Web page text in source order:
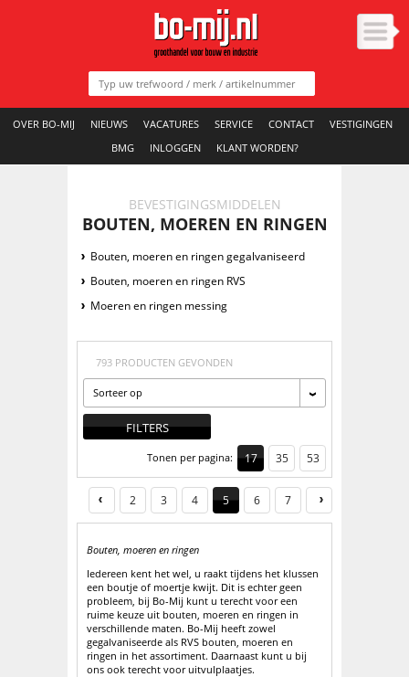
OVER BO-MIJ NIEUWS VACATURES SERVICE CONTACT
VESTIGINGEN
BMG
INLOGGEN KLANT WORDEN?
BEVESTIGINGSMIDDELEN
BOUTEN, MOEREN EN RINGEN
Bouten, moeren en ringen gegalvaniseerd
Bouten, moeren en ringen RVS
Moeren en ringen messing
793 PRODUCTEN GEVONDEN
Sorteer op
FILTERS
Tonen per pagina: 17 35 53
2 3 4 5 6 7
Bouten, moeren en ringen
Iedereen kent het wel, u raakt tijdens het klussen
een boutje of moertje kwijt. Dit is echter geen
probleem, bij Bo-Mij kunt u terecht voor een
ruime keuze uit bouten, moeren en ringen in
verschillende maten. Bo-Mij heeft zowel
gegalvaniseerde als RVS bouten, moeren en
ringen in het assortiment. Daarnaast kunt u bij
ons ook terecht voor uitvulplaatjes.